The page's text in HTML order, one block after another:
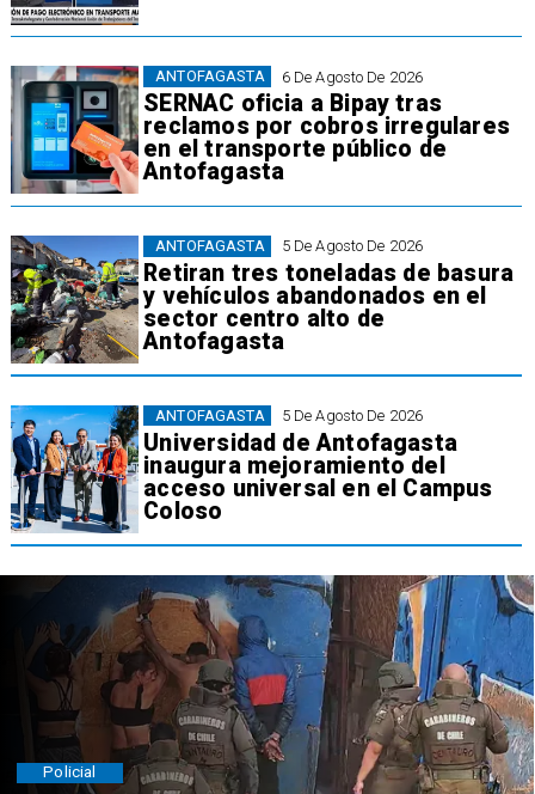
6 De Agosto De 2026
SERNAC oficia a Bipay tras
reclamos por cobros irregulares
en el transporte público de
Antofagasta
ANTOFAGASTA
5 De Agosto De 2026
Retiran tres toneladas de basura
y vehículos abandonados en el
sector centro alto de
Antofagasta
ANTOFAGASTA
5 De Agosto De 2026
Universidad de Antofagasta
inaugura mejoramiento del
acceso universal en el Campus
Coloso
ANTOFAGASTA
Policial